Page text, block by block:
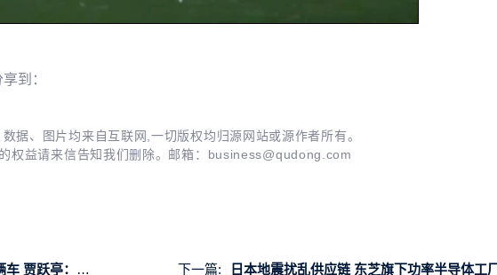
到：
据、图片均来自互联网,一切版权均归源网站或源作者所有。
权益请来信告知我们删除。邮箱： business@qudong.com
亭：进军中东 下一篇: 日本地震扰乱供应链 东芝旗下功率半导体工